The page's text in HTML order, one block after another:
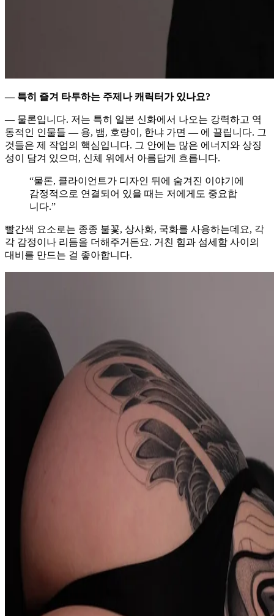
— 특히 즐겨 타투하는 주제나 캐릭터가 있나요?
— 물론입니다. 저는 특히 일본 신화에서 나오는 강력하고 역
동적인 인물들 — 용, 뱀, 호랑이, 한냐 가면 — 에 끌립니다. 그
것들은 제 작업의 핵심입니다. 그 안에는 많은 에너지와 상징
성이 담겨 있으며, 신체 위에서 아름답게 흐릅니다.
“물론, 클라이언트가 디자인 뒤에 숨겨진 이야기에
감정적으로 연결되어 있을 때는 저에게도 중요합
니다.”
빨간색 요소로는 종종 불꽃, 상사화, 국화를 사용하는데요, 각
각 감정이나 리듬을 더해주거든요. 거친 힘과 섬세함 사이의
대비를 만드는 걸 좋아합니다.